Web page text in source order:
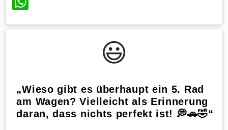
😃️
„Wieso gibt es überhaupt ein 5. Rad
am Wagen? Vielleicht als Erinnerung
daran, dass nichts perfekt ist! 💭🚗🤣“